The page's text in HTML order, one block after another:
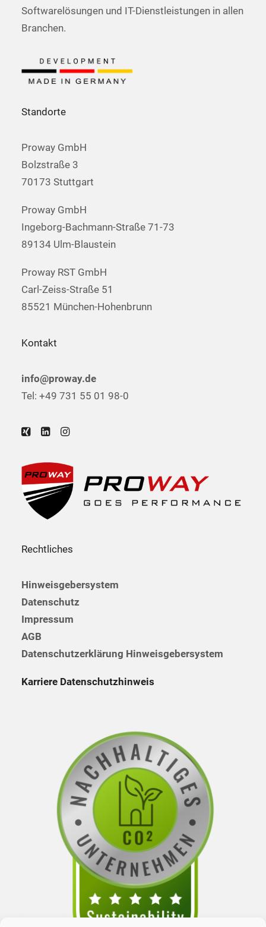
Softwarelösungen und IT-Dienstleistungen in allen
Branchen.
Standorte
Proway GmbH
Bolzstraße 3
70173 Stuttgart
Proway GmbH
Ingeborg-Bachmann-Straße 71-73
89134 Ulm-Blaustein
Proway RST GmbH
Carl-Zeiss-Straße 51
85521 München-Hohenbrunn
Kontakt
info@proway.de
Tel: +49 731 55 01 98-0
Rechtliches
Hinweisgebersystem
Datenschutz
Impressum
AGB
Datenschutzerklärung Hinweisgebersystem
Karriere Datenschutzhinweis